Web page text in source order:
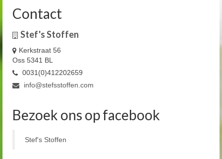
Contact
Stef's Stoffen
Kerkstraat 56
Oss 5341 BL
0031(0)412202659
info@stefsstoffen.com
Bezoek ons op facebook
Stef's Stoffen